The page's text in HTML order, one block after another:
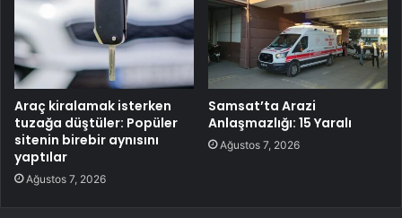
Araç kiralamak isterken
tuzağa düştüler: Popüler
sitenin birebir aynısını
yaptılar
Ağustos 7, 2026
Samsat’ta Arazi
Anlaşmazlığı: 15 Yaralı
Ağustos 7, 2026